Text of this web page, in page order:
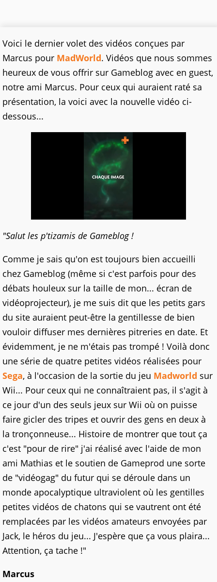
Voici le dernier volet des vidéos conçues par
Marcus pour MadWorld. Vidéos que nous sommes
heureux de vous offrir sur Gameblog avec en guest,
notre ami Marcus. Pour ceux qui auraient raté sa
présentation, la voici avec la nouvelle vidéo ci-
dessous...
"Salut les p'tizamis de Gameblog !
Comme je sais qu'on est toujours bien accueilli
chez Gameblog (même si c'est parfois pour des
débats houleux sur la taille de mon... écran de
vidéoprojecteur), je me suis dit que les petits gars
du site auraient peut-être la gentillesse de bien
vouloir diffuser mes dernières pitreries en date. Et
évidemment, je ne m'étais pas trompé ! Voilà donc
une série de quatre petites vidéos réalisées pour
Sega, à l'occasion de la sortie du jeu Madworld sur
Wii... Pour ceux qui ne connaîtraient pas, il s'agit à
ce jour d'un des seuls jeux sur Wii où on puisse
faire gicler des tripes et ouvrir des gens en deux à
la tronçonneuse... Histoire de montrer que tout ça
c'est "pour de rire" j'ai réalisé avec l'aide de mon
ami Mathias et le soutien de Gameprod une sorte
de "vidéogag" du futur qui se déroule dans un
monde apocalyptique ultraviolent où les gentilles
petites vidéos de chatons qui se vautrent ont été
remplacées par les vidéos amateurs envoyées par
Jack, le héros du jeu... J'espère que ça vous plaira...
Attention, ça tache !"
Marcus